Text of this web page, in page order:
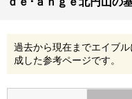
過去から現在までエイブ
成した参考ページです。